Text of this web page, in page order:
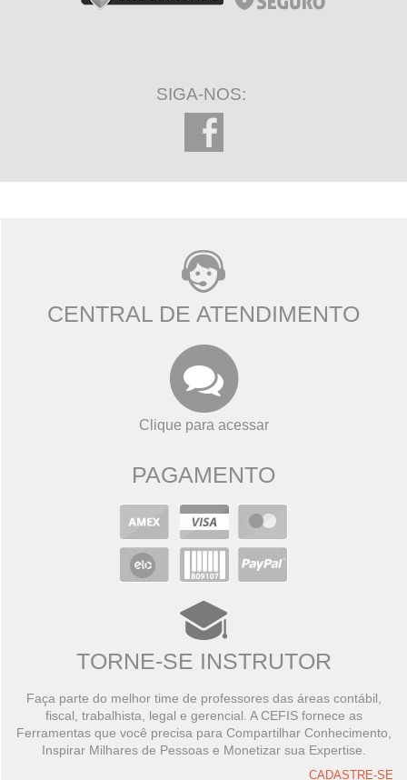
SIGA-NOS:
CENTRAL DE ATENDIMENTO
Clique para acessar
PAGAMENTO
TORNE-SE INSTRUTOR
Faça parte do melhor time de professores das áreas contábil,
fiscal, trabalhista, legal e gerencial. A CEFIS fornece as
Ferramentas que você precisa para Compartilhar Conhecimento,
Inspirar Milhares de Pessoas e Monetizar sua Expertise.
CADASTRE-SE